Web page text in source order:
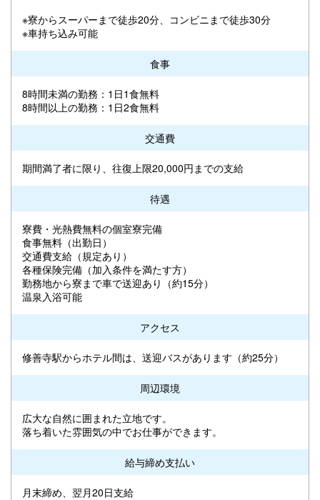
※寮からスーパーまで徒歩20分、コンビニまで徒歩30分
※車持ち込み可能
食事
8時間未満の勤務：1日1食無料
8時間以上の勤務：1日2食無料
交通費
期間満了者に限り、往復上限20,000円までの支給
待遇
寮費・光熱費無料の個室寮完備
食事無料（出勤日）
交通費支給（規定あり）
各種保険完備（加入条件を満たす方）
勤務地から寮まで車で送迎あり（約15分）
温泉入浴可能
アクセス
修善寺駅からホテル間は、送迎バスがあります（約25分）
周辺環境
広大な自然に囲まれた立地です。
落ち着いた雰囲気の中でお仕事ができます。
給与締め支払い
月末締め、翌月20日支給